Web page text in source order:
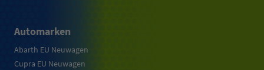
Automarken
Abarth EU Neuwagen
Cupra EU Neuwagen